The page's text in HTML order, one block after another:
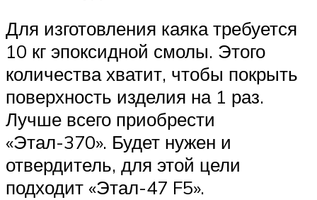
Для изготовления каяка требуется
10 кг эпоксидной смолы. Этого
количества хватит, чтобы покрыть
поверхность изделия на 1 раз.
Лучше всего приобрести
«Этал-370». Будет нужен и
отвердитель, для этой цели
подходит «Этал-47 F5».